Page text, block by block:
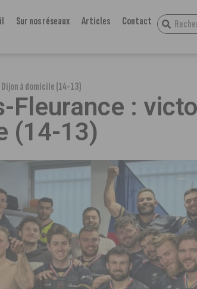
Sur nos réseaux Articles Contact
à domicile (14-13)
Fleurance :
(14-13)